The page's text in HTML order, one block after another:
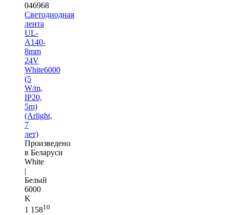
046968
Светодиодная
лента
UL-
A140-
8mm
24V
White6000
(5
W/m,
IP20,
5m)
(Arlight,
7
лет)
Произведено
в Беларуси
White
|
Белый
6000
K
1 15810